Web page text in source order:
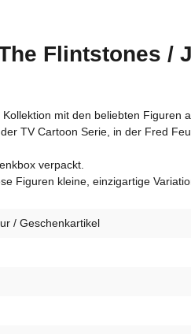
Flintstones /
mit den beliebten Figuren
TV Cartoon Serie, in der Fred
verpackt.
Figuren kleine, einzigartige
/ Geschenkartikel